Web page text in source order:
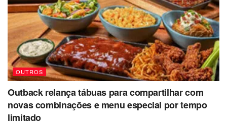
OUTROS
Outback relança tábuas para compartilhar com
novas combinações e menu especial por tempo
limitado